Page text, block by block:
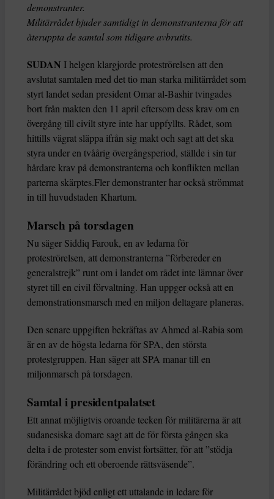
demonstranter.
Militärrådet bjuder samtidigt in demonstranterna för att
återuppta de samtal som tidigare avbrutits.
SUDAN I helgen klargjorde proteströrelsen att den
avslutat samtalen med det tio man starka militärrådet som
styrt landet sedan president Omar al-Bashir tvingades
bort från makten den 11 april eftersom dess krav om en
övergång till civilt styre inte har uppfyllts. Rådet, som
hittills vägrat släppa ifrån sig makt och sagt att det ska
styra under en tvåårig övergångsperiod, ställde i sin tur
hårdare krav på demonstranterna och konflikten mellan
parterna skärptes.Fler demonstranter har också strömmat
in till huvudstaden Khartum.
Marsch på torsdagen
Nu säger Siddiq Farouk, en av ledarna för
proteströrelsen, att demonstranterna ”förbereder en
generalstrejk” runt om i landet om rådet inte lämnar över
styret till en civil förvaltning. Han uppger också att en
demonstrationsmarsch med en miljon deltagare planeras.
Den senare uppgiften bekräftas av Ahmed al-Rabia som
är en av de högsta ledarna för SPA, den största
protestgruppen. Han säger att SPA manar till en
miljonmarsch på torsdagen.
Samtal i presidentpalatset
Ett annat möjligtvis oroande tecken för militärerna är att
sudanesiska domare sagt att de för första gången ska
delta i de protester som envist fortsätter, för att ”stödja
förändring och ett oberoende rättsväsende”.
Militärrådet bjöd enligt ett uttalande in ledare för